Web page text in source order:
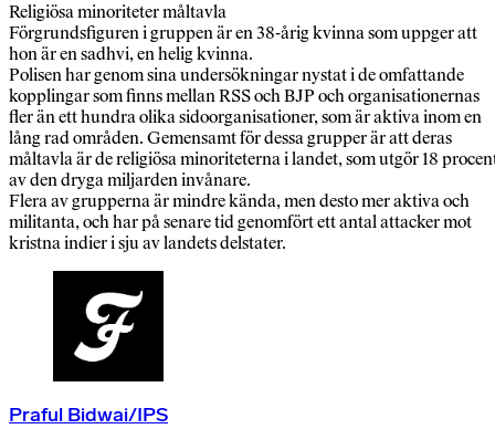
Religiösa minoriteter måltavla
Förgrundsfiguren i gruppen är en 38-årig kvinna som uppger att
hon är en sadhvi, en helig kvinna.
Polisen har genom sina undersökningar nystat i de omfattande
kopplingar som finns mellan RSS och BJP och organisationernas
fler än ett hundra olika sidoorganisationer, som är aktiva inom en
lång rad områden. Gemensamt för dessa grupper är att deras
måltavla är de religiösa minoriteterna i landet, som utgör 18
av den dryga miljarden invånare.
Flera av grupperna är mindre kända, men desto mer aktiva och
militanta, och har på senare tid genomfört ett antal attacker mot
kristna indier i sju av landets delstater.
Praful Bidwai/IPS